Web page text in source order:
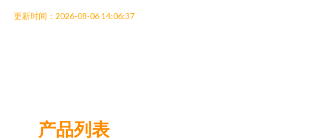
更新时间：2026-08-06 14:06:37
产品列表